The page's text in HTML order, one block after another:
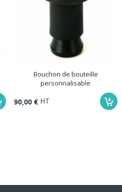
Bouchon de bouteille
personnalisable
90,00 €HT